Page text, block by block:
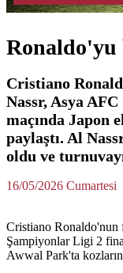
Ronaldo'yu
Cristiano
Nassr, Asya
maçında Japon
paylaştı. Al
oldu ve
16/05/2026 Cumartesi
Cristiano Ronaldo'nun
Şampiyonlar Ligi 2
Awwal Park'ta